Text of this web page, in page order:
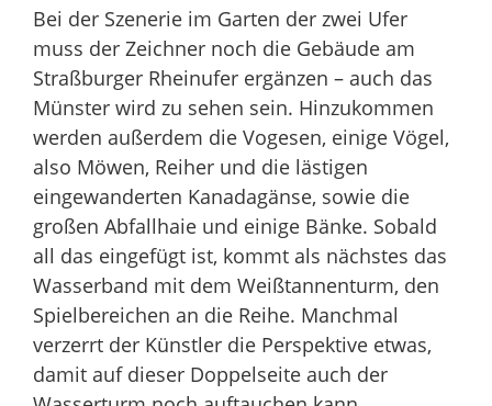
Bei der Szenerie im Garten der zwei Ufer
muss der Zeichner noch die Gebäude am
Straßburger Rheinufer ergänzen – auch das
Münster wird zu sehen sein. Hinzukommen
werden außerdem die Vogesen, einige Vögel,
also Möwen, Reiher und die lästigen
eingewanderten Kanadagänse, sowie die
großen Abfallhaie und einige Bänke. Sobald
all das eingefügt ist, kommt als nächstes das
Wasserband mit dem Weißtannenturm, den
Spielbereichen an die Reihe. Manchmal
verzerrt der Künstler die Perspektive etwas,
damit auf dieser Doppelseite auch der